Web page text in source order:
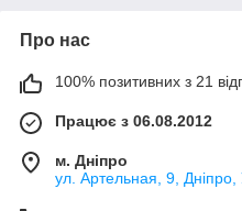
Про нас
100% позитивних з 21
Працює з 06.08.2012
м. Дніпро
ул. Артельная, 9, Дніпро,